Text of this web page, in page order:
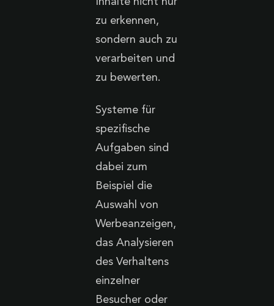
zu erkennen,
sondern auch zu
verarbeiten und
zu bewerten.
Systeme für
spezifische
Aufgaben sind
dabei zum
Beispiel die
Auswahl von
Werbeanzeigen,
das Analysieren
des Verhaltens
einzelner
Besucher oder